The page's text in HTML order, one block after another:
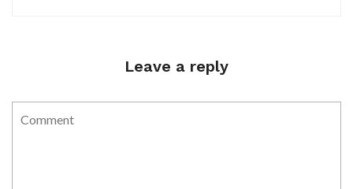
Leave a reply